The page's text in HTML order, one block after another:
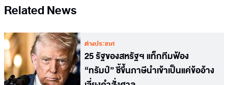
Related News
ต่างประเทศ
25 รัฐของสหรัฐฯ แท็กทีมฟ้อง
“ทรัมป์” ชี้ขึ้นภาษีนำเข้าเป็นแค่ข้ออ้าง